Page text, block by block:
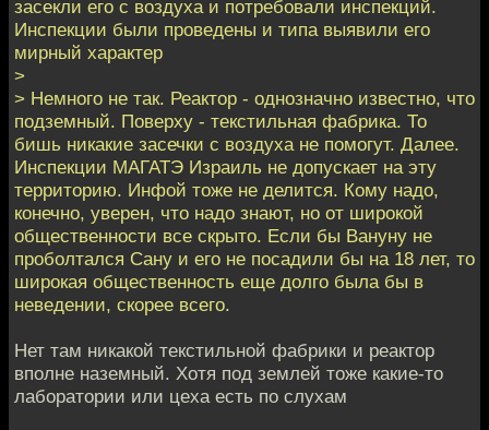
засекли его с воздуха и потребовали инспекций.
Инспекции были проведены и типа выявили его
мирный характер
>
> Немного не так. Реактор - однозначно известно, что
подземный. Поверху - текстильная фабрика. То
бишь никакие засечки с воздуха не помогут. Далее.
Инспекции МАГАТЭ Израиль не допускает на эту
территорию. Инфой тоже не делится. Кому надо,
конечно, уверен, что надо знают, но от широкой
общественности все скрыто. Если бы Вануну не
проболтался Сану и его не посадили бы на 18 лет, то
широкая общественность еще долго была бы в
неведении, скорее всего.
Нет там никакой текстильной фабрики и реактор
вполне наземный. Хотя под землей тоже какие-то
лаборатории или цеха есть по слухам